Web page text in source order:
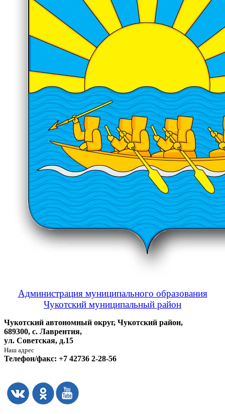
Администрация муниципального образования
Чукотский муниципальный район
Чукотский автономный округ, Чукотский район,
689300, с. Лаврентия,
ул. Советская, д.15
Наш адрес
Телефон/факс: +7 42736 2-28-56